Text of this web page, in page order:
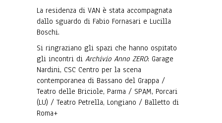
La residenza di VAN è stata accompagnata
dallo sguardo di Fabio Fornasari e Lucilla
Boschi.
Si ringraziano gli spazi che hanno ospitato
gli incontri di Archivio Anno ZERO: Garage
Nardini, CSC Centro per la scena
contemporanea di Bassano del Grappa /
Teatro delle Briciole, Parma / SPAM, Porcari
(LU) / Teatro Petrella, Longiano / Balletto di
Roma+